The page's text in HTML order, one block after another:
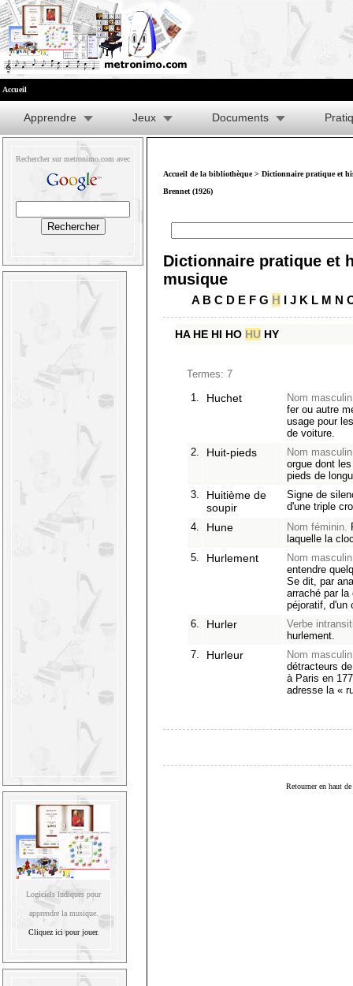
Accueil
Apprendre Jeux Documents
Rechercher sur metronimo.com avec
Logiciels ludiques pour
apprendre la musique.
Cliquez ici pour jouer.
Accueil de la bibliothèque> Dictionnaire pratique et
Brennet (1926)
Dictionnaire pratique et
musique
A B C D E F G H I J K L M N
HA HE HI HO HU HY
Termes: 7
1.
Huchet
Nom
fer ou autre
usage pour
de voiture.
2.
Huit-pieds
Nom
orgue dont
pieds de
3.
Huitième de
soupir
Signe de
d'une triple
4.
Hune Nom féminin.
laquelle la
5.
Hurlement
Nom
entendre
Se dit, par
arraché par la
péjoratif, d'un
6.
Hurler
Verbe
hurlement.
7.
Hurleur
Nom
détracteurs
à Paris en
adresse la «
Retourner en haut de